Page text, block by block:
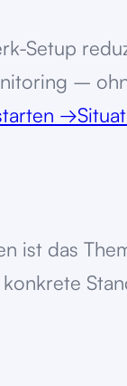
Setup
–
→
ist das